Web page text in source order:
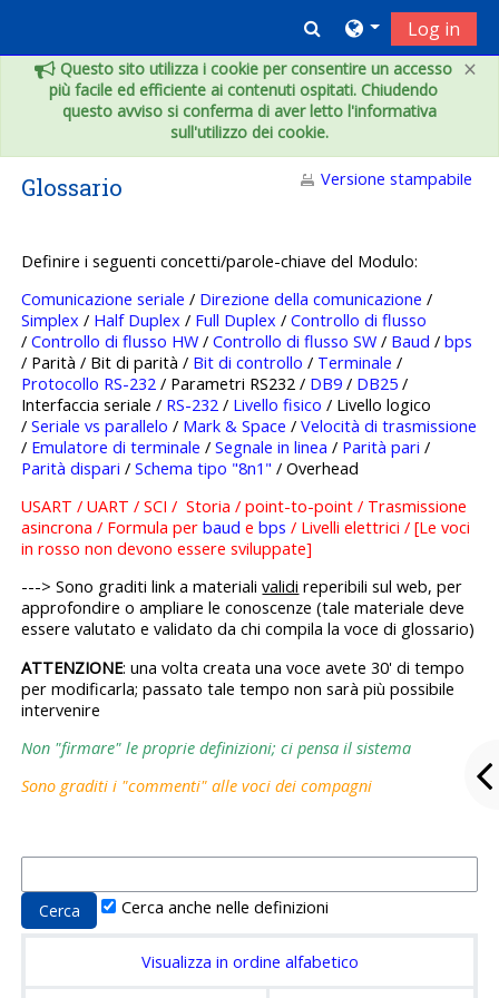
×
Questo sito utilizza i cookie per consentire un accesso
più facile ed efficiente ai contenuti ospitati. Chiudendo
questo avviso si conferma di aver letto l'informativa
sull'utilizzo dei cookie.
Toggle search
Log in
Glossario Versione stampabile
Definire i seguenti concetti/parole-chiave del Modulo:
Comunicazione seriale / Direzione della comunicazione /
Simplex / Half Duplex / Full Duplex /Controllo di flusso
/Controllo di flusso HW /Controllo di flusso SW / Baud /bps
/ Parità / Bit di parità / Bit di controllo / Terminale /
Protocollo RS-232 / Parametri RS232 / DB9 / DB25 /
Interfaccia seriale / RS-232 / Livello fisico / Livello logico
/Seriale vs parallelo / Mark & Space /Velocità di trasmissione
/ Emulatore di terminale /Segnale in linea / Parità pari /
Parità dispari /Schema tipo "8n1" / Overhead
USART / UART / SCI / Storia / point-to-point / Trasmissione
asincrona / Formula perbaud ebps / Livelli elettrici / [Le voci
in rosso non devono essere sviluppate]
---> Sono graditi link a materialivalidi reperibili sul web, per
approfondire o ampliare le conoscenze (tale materiale deve
essere valutato e validato da chi compila la voce di glossario)
ATTENZIONE: una volta creata una voce avete 30' di tempo
per modificarla; passato tale tempo non sarà più possibile
intervenire
Non "firmare" le proprie definizioni; ci pensa il sistema
Sono graditi i "commenti" alle voci dei compagni
Cerca anche nelle definizioni
Visualizza in ordine alfabetico